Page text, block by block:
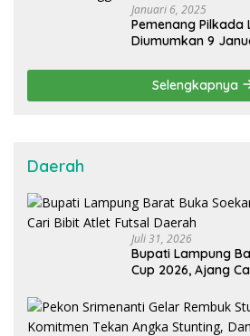
Januari 6, 2025
Pemenang Pilkada
Diumumkan 9
Selengkapnya
Daerah
Juli 31, 2026
Bupati Lampung
Cup 2026, Ajang